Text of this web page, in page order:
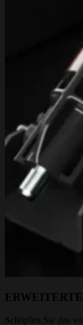
Schöpfen Sie das